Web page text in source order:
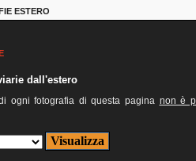
ESTERO
dall'estero
ogni fotografia di questa pagina non è